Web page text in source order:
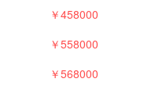
￥458000
￥558000
￥568000